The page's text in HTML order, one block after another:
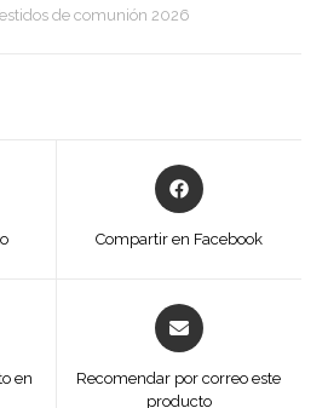
de comunión 2026
Opens
in
Compartir en Facebook
en
Opens
in
new
Recomendar por correo este
producto